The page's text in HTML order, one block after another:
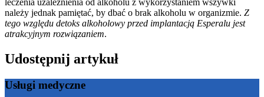
należy jednak pamiętać, by dbać o brak alkoholu w organizmie. Z
tego względu detoks alkoholowy przed implantacją Esperalu jest
atrakcyjnym rozwiązaniem.
Udostępnij artykuł
Usługi medyczne